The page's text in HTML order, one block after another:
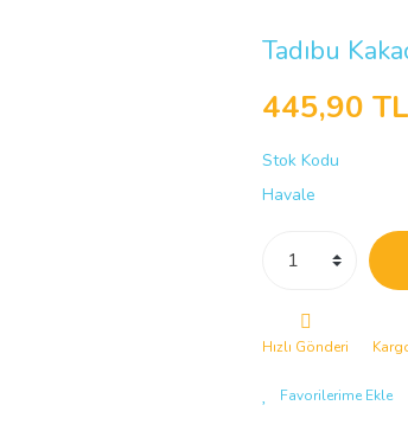
Tadıbu
445,90 TL
Stok Kodu
Havale
Hızlı Gönderi